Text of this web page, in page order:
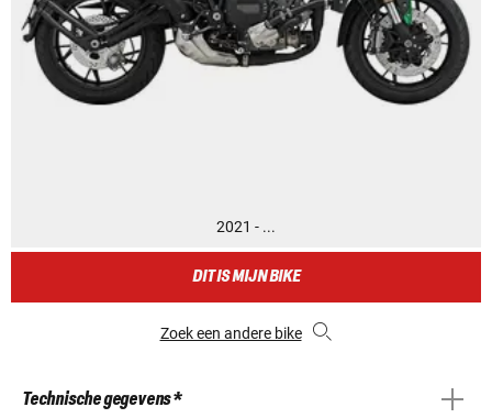
2021 - ...
DIT IS MIJN BIKE
Zoek een andere bike
Technische gegevens *